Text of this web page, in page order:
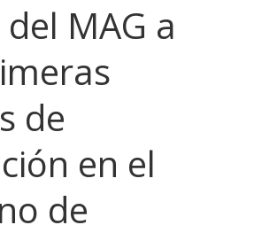
MAG a
de
en el
de